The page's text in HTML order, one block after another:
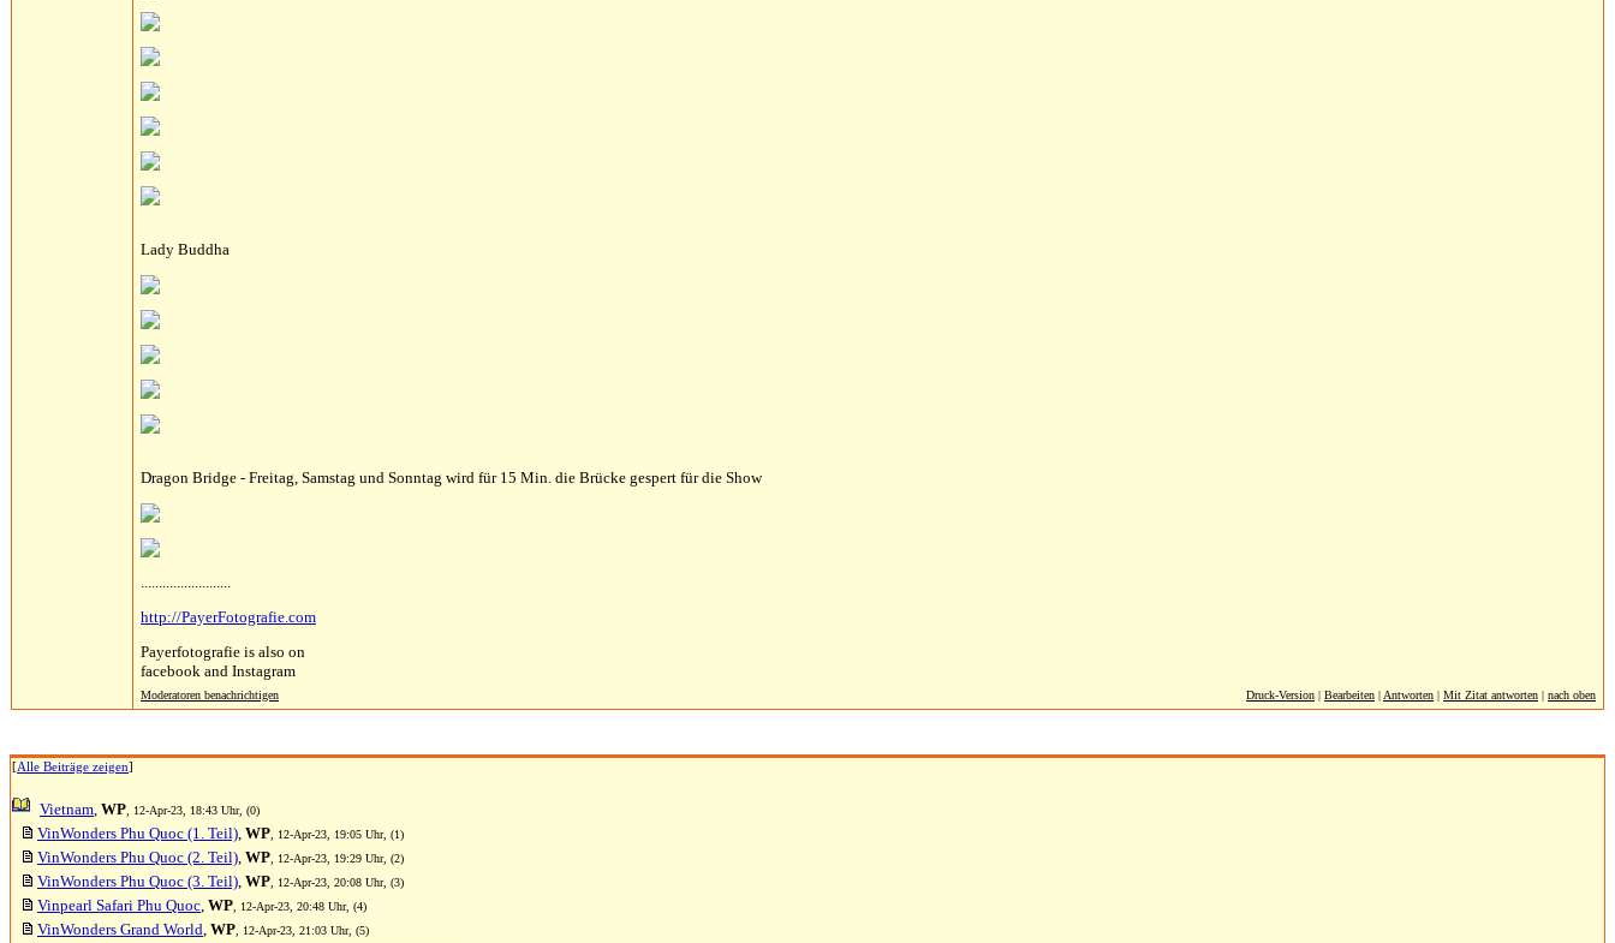
Lady Buddha
Dragon Bridge - Freitag, Samstag und Sonntag wird für 15 Min. die Brücke gespert für die Show
.........................
http://PayerFotografie.com
Payerfotografie is also on
facebook and Instagram
Moderatoren benachrichtigen Druck-Version | Bearbeiten | Antworten | Mit Zitat antworten | nach oben
[Alle Beiträge zeigen]
Vietnam, WP , 12-Apr-23, 18:43 Uhr, (0)
VinWonders Phu Quoc (1. Teil), WP , 12-Apr-23, 19:05 Uhr, (1)
VinWonders Phu Quoc (2. Teil), WP , 12-Apr-23, 19:29 Uhr, (2)
VinWonders Phu Quoc (3. Teil), WP , 12-Apr-23, 20:08 Uhr, (3)
Vinpearl Safari Phu Quoc, WP , 12-Apr-23, 20:48 Uhr, (4)
VinWonders Grand World, WP , 12-Apr-23, 21:03 Uhr, (5)